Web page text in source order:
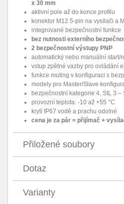
x 30 mm
aktivní pole až do konce profilu
konektor M12 5-pin na vysílači a
integrované bezpečnostní funkce
bez nutnosti externího
2 bezpečnostní výstupy PNP
automatický nebo manuální start/
vstup zpětné vazby pro ovládání
funkce muting v konfiguraci s
modely pro Master/Slave
bezpečnostní kategorie 4, SIL 3 –
provozní teplota: -10 až +55 °C
krytí IP67 vodě a prachu odolné
cena je za pár = přijímač +
Přiložené soubory
Dotaz
Varianty